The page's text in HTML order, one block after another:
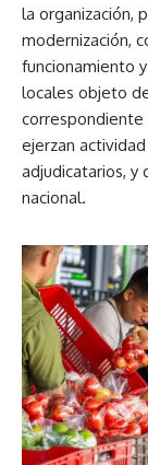
la organización,
modernización,
funcionamiento
locales objeto
correspondiente
ejerzan
adjudicatarios, y
nacional.